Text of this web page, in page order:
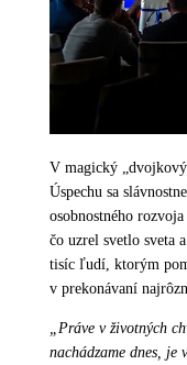
V magický
Úspechu sa
osobnostného rozvoja
čo uzrel svetlo sveta
tisíc ľudí, ktorým
v prekonávaní
„Práve v životných
nachádzame dnes, je